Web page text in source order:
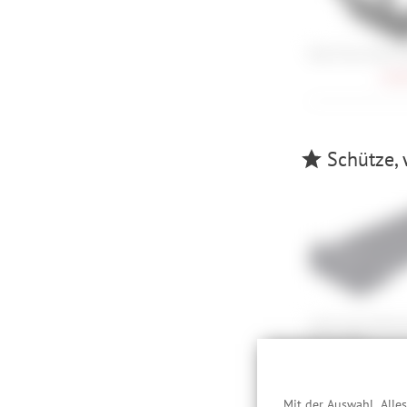
Schütze,
Pure C100